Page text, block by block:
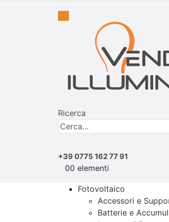
Ricerca
+39 0775 162 77 91
00 elementi
Fotovoltaico
Accessori e
Batterie e